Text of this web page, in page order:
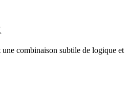
combinaison subtile de logique et